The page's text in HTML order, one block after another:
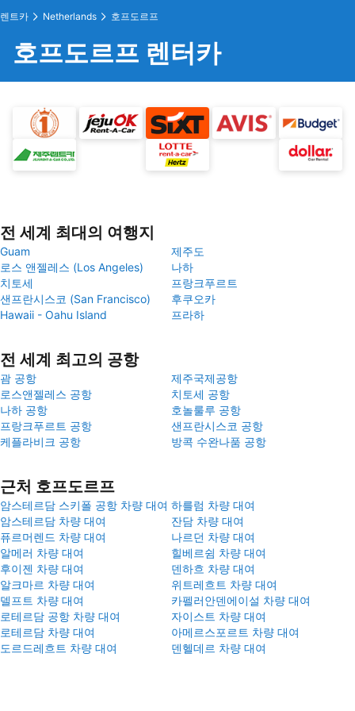
렌트카 Netherlands 호프도르프
호프도르프 렌터카
전 세계 최대의 여행지
Guam
제주도
로스 앤젤레스 (Los Angeles)
나하
치토세
프랑크푸르트
샌프란시스코 (San Francisco)
후쿠오카
Hawaii - Oahu Island
프라하
전 세계 최고의 공항
괌 공항
제주국제공항
로스앤젤레스 공항
치토세 공항
나하 공항
호놀룰루 공항
프랑크푸르트 공항
샌프란시스코 공항
케플라비크 공항
방콕 수완나품 공항
근처 호프도르프
암스테르담 스키폴 공항 차량 대여 하를럼 차량 대여
암스테르담 차량 대여
잔담 차량 대여
퓨르머렌드 차량 대여
나르던 차량 대여
알메러 차량 대여
힐베르쉼 차량 대여
후이젠 차량 대여
덴하흐 차량 대여
알크마르 차량 대여
위트레흐트 차량 대여
델프트 차량 대여
카펠러안덴에이설 차량 대여
로테르담 공항 차량 대여
자이스트 차량 대여
로테르담 차량 대여
아메르스포르트 차량 대여
도르드레흐트 차량 대여
덴헬데르 차량 대여